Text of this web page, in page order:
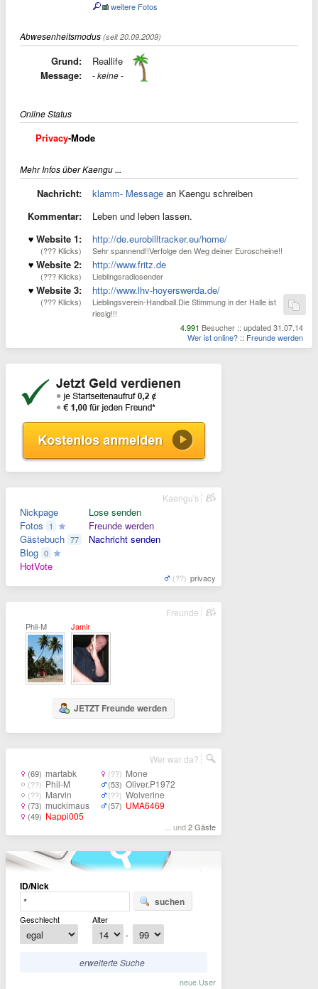
weitere Fotos
Abwesenheitsmodus (seit 20.09.2009)
Grund:
Reallife
Message:
- keine -
Online Status
Privacy-Mode
Mehr Infos über Kaengu ...
Nachricht: klamm- Message an Kaengu schreiben
Kommentar:
Leben und leben lassen.
Website 1:
(??? Klicks)
http://de.eurobilltracker.eu/home/
Sehr spannend!!Verfolge den Weg deiner Euroscheine!!
Website 2:
(??? Klicks)
http://www.fritz.de
Lieblingsradiosender
Website 3:
(??? Klicks)
http://www.lhv-hoyerswerda.de/
Lieblingsverein-Handball.Die Stimmung in der Halle ist
riesig!!!
4.991 Besucher :: updated 31.07.14
Wer ist online? :: Freunde werden
Nickpage
Fotos
1
Gästebuch 77
Blog 0
HotVote
Lose senden
Freunde werden
Nachricht senden
(??) privacy
Kaengu's
Phil-M Jamir
JETZT Freunde werden
Freunde
(69) martabk
(??) Phil-M
(??) Marvin
(73) muckimaus
(49) Nappi005
(??) Mone
(53) Oliver.P1972
(??) Wolverine
(57) UMA6469
... und2 Gäste
Wer war da?
ID/Nick
suchen
Geschlecht
Alter
-
erweiterte Suche
neue User